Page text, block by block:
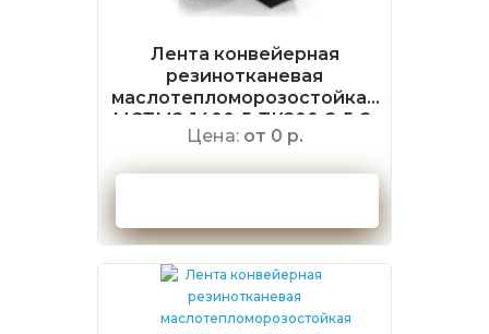
Лента конвейерная
резинотканевая
маслотепломорозостойкая
МСТМ2-1400-5-ТК200-2-5-2-
РБ ГОСТ 20-2018
Цена: от 0 р.